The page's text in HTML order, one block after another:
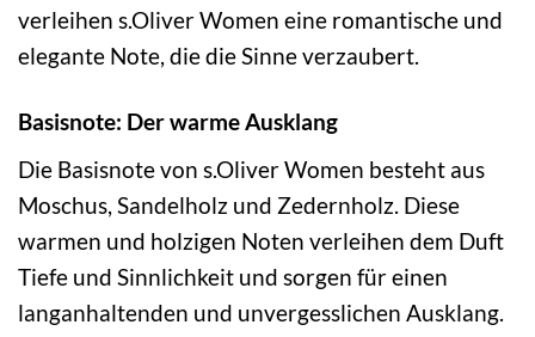
verleihen s.Oliver Women eine romantische und
elegante Note, die die Sinne verzaubert.
Basisnote: Der warme Ausklang
Die Basisnote von s.Oliver Women besteht aus
Moschus, Sandelholz und Zedernholz. Diese
warmen und holzigen Noten verleihen dem Duft
Tiefe und Sinnlichkeit und sorgen für einen
langanhaltenden und unvergesslichen Ausklang.